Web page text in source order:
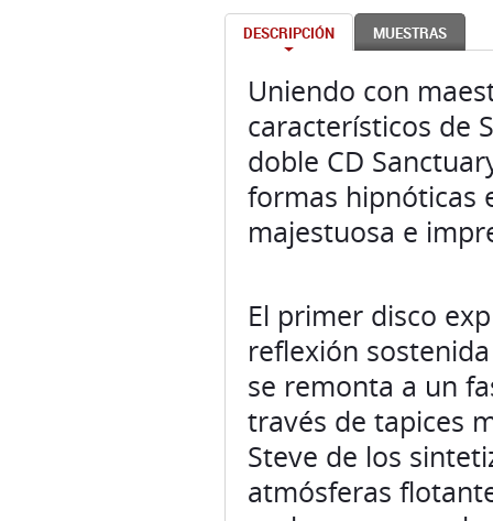
DESCRIPCIÓN MUESTRAS
Uniendo con
característicos de
doble CD
formas hipnóticas
majestuosa e
El primer disco
reflexión
se remonta a un
través de tapices
Steve de los
atmósferas